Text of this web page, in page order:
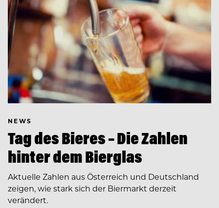
NEWS
Tag des Bieres – Die Zahlen
hinter dem Bierglas
Aktuelle Zahlen aus Österreich und Deutschland
zeigen, wie stark sich der Biermarkt derzeit
verändert.